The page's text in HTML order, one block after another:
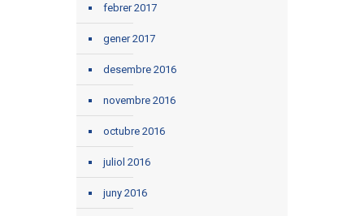
febrer 2017
gener 2017
desembre 2016
novembre 2016
octubre 2016
juliol 2016
juny 2016